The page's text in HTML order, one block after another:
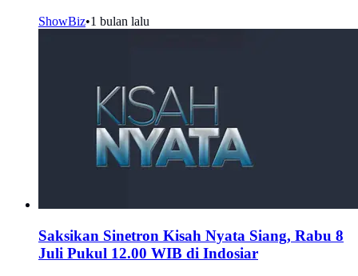
ShowBiz•1 bulan lalu
Saksikan Sinetron Kisah Nyata Siang, Rabu 8
Juli Pukul 12.00 WIB di Indosiar